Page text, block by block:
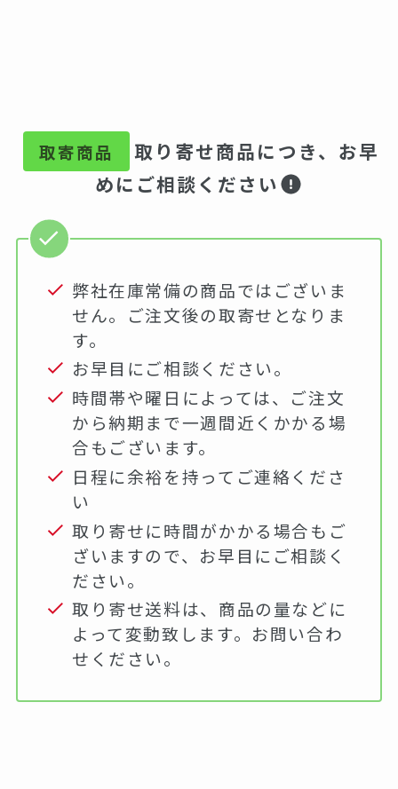
取寄商品
取り寄せ商品につき、お早
めにご相談ください
弊社在庫常備の商品ではございま
せん。ご注文後の取寄せとなりま
す。
お早目にご相談ください。
時間帯や曜日によっては、ご注文
から納期まで一週間近くかかる場
合もございます。
日程に余裕を持ってご連絡くださ
い
取り寄せに時間がかかる場合もご
ざいますので、お早目にご相談く
ださい。
取り寄せ送料は、商品の量などに
よって変動致します。お問い合わ
せください。